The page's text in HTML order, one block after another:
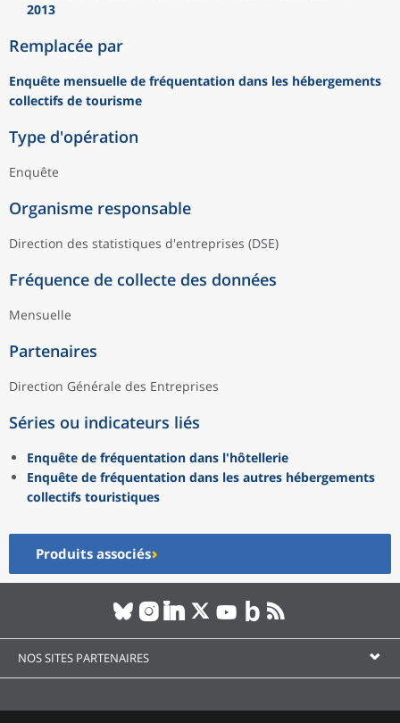
2013
Remplacée par
Enquête mensuelle de fréquentation dans les hébergements
collectifs de tourisme
Type d'opération
Enquête
Organisme responsable
Direction des statistiques d'entreprises (DSE)
Fréquence de collecte des données
Mensuelle
Partenaires
Direction Générale des Entreprises
Séries ou indicateurs liés
Enquête de fréquentation dans l'hôtellerie
Enquête de fréquentation dans les autres hébergements
collectifs touristiques
Produits associés
NOS SITES PARTENAIRES